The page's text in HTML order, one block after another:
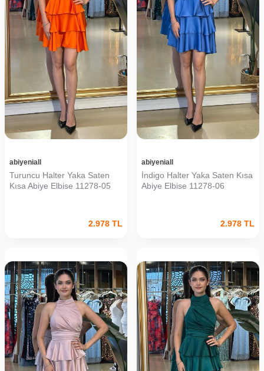
abiyeniall
Turuncu Halter Yaka Saten
Kısa Abiye Elbise 11278-05
2.978 TL
abiyeniall
İndigo Halter Yaka Saten Kısa
Abiye Elbise 11278-06
2.978 TL